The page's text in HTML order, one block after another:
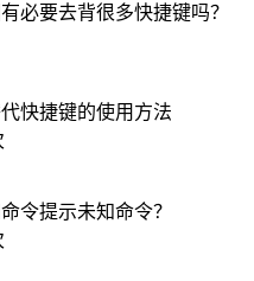
必要去背很多快捷键吗？
快捷键的使用方法
令提示未知命令？